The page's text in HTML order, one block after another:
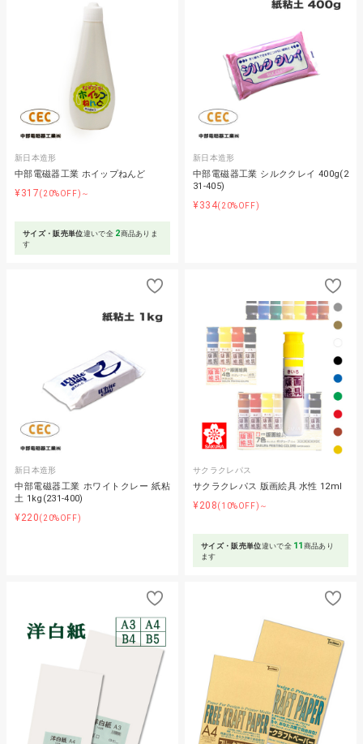
新日本造形
中部電磁器工業 ホイップねんど
¥317(20%OFF)～
サイズ・販売単位違いで全 2商品ありま
す
新日本造形
中部電磁器工業 シルククレイ 400g(2
31-405)
¥334(20%OFF)
新日本造形
中部電磁器工業 ホワイトクレー 紙粘
土 1kg(231-400)
¥220(20%OFF)
サクラクレパス
サクラクレパス 版画絵具 水性 12ml
¥208(10%OFF)～
サイズ・販売単位違いで全 11 商品あり
ます